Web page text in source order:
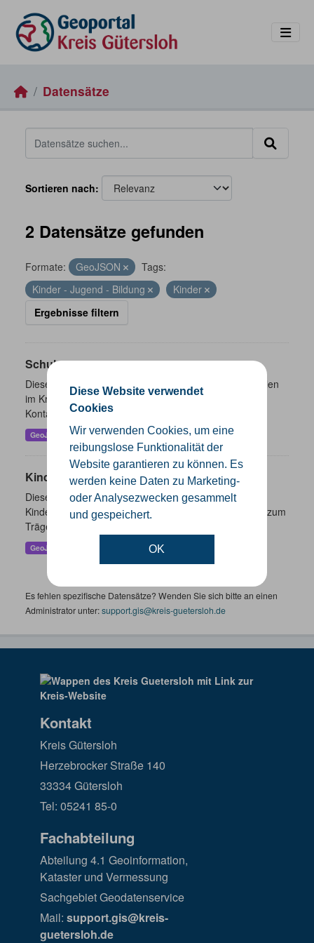
Diese Website verwendet
Cookies
Wir verwenden Cookies, um eine
reibungslose Funktionalität der
Website garantieren zu können. Es
werden keine Daten zu Marketing-
oder Analysezwecken gesammelt
und gespeichert.
OK
Datensätze
Sortieren nach
2 Datensätze gefunden
Formate: GeoJSON
Tags:
Kinder - Jugend - Bildung
Kinder
Ergebnisse filtern
Schulen
Dieser Datensatz beinhaltet eine Darstellung der Schulen
im Kreis Gütersloh mit Angaben zu Schulform,
Kontaktmöglichkeiten, Pausenzeiten und Schulträger.
GeoJSON SHP
Kindertageseinrichtungen
Dieser Datensatz beinhaltet die Darstellung der
Kindertagesstätten im Kreis Gütersloh sowie Angaben zum
Träger und Kontaktinformationen.
GeoJSON
Es fehlen spezifische Datensätze? Wenden Sie sich bitte an einen
Administrator unter:support.gis@kreis-guetersloh.de
Kontakt
Kreis Gütersloh
Herzebrocker Straße 140
33334 Gütersloh
Tel: 05241 85-0
Fachabteilung
Abteilung 4.1 Geoinformation,
Kataster und Vermessung
Sachgebiet Geodatenservice
Mail: support.gis@kreis-
guetersloh.de